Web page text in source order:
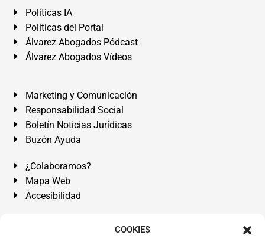
COOKIES
Políticas IA
Políticas del Portal
Álvarez Abogados Pódcast
Álvarez Abogados Vídeos
Marketing y Comunicación
Responsabilidad Social
Boletín Noticias Jurídicas
Buzón Ayuda
¿Colaboramos?
Mapa Web
Accesibilidad
Álvarez Abogados Tenerife:Calle Teobaldo Power Nº 7,